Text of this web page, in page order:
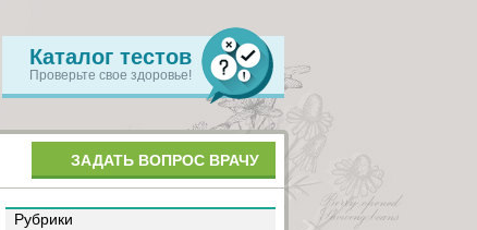
Каталог тестов
Проверьте свое здоровье!
ЗАДАТЬ ВОПРОС ВРАЧУ
Рубрики